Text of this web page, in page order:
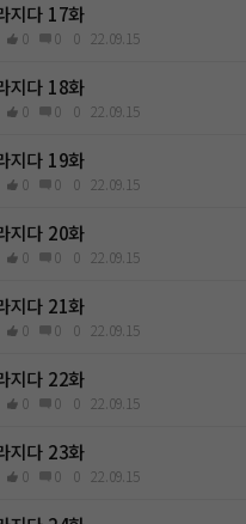
지다 17화
0 0 0 22.09.15
지다 18화
0 0 0 22.09.15
지다 19화
0 0 0 22.09.15
지다 20화
0 0 0 22.09.15
지다 21화
0 0 0 22.09.15
지다 22화
0 0 0 22.09.15
지다 23화
0 0 0 22.09.15